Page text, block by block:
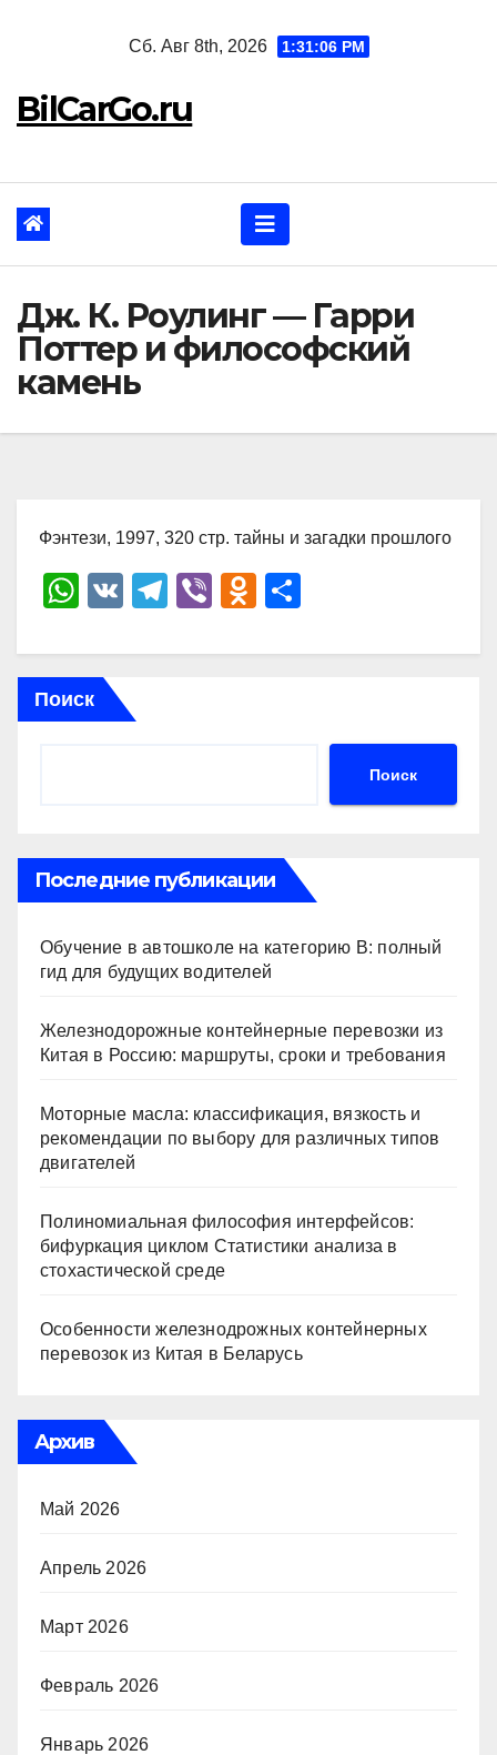
Сб. Авг 8th, 2026 1:31:07 PM
BilCarGo.ru
Дж. К. Роулинг — Гарри
Поттер и философский
камень
Фэнтези, 1997, 320 стр. тайны и загадки прошлого
W
at
s
A
V
T
e
Vi
er
O
n
ki
р
ть
Поиск
Поиск
Последние публикации
Обучение в автошколе на категорию В: полный
гид для будущих водителей
Железнодорожные контейнерные перевозки из
Китая в Россию: маршруты, сроки и требования
Моторные масла: классификация, вязкость и
рекомендации по выбору для различных типов
двигателей
Полиномиальная философия интерфейсов:
бифуркация циклом Статистики анализа в
стохастической среде
Особенности железнодрожных контейнерных
перевозок из Китая в Беларусь
Архив
Май 2026
Апрель 2026
Март 2026
Февраль 2026
Январь 2026